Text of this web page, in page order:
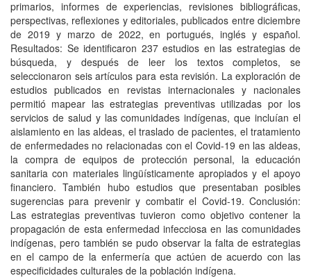
primarios, informes de experiencias, revisiones bibliográficas,
perspectivas, reflexiones y editoriales, publicados entre diciembre
de 2019 y marzo de 2022, en portugués, inglés y español.
Resultados: Se identificaron 237 estudios en las estrategias de
búsqueda, y después de leer los textos completos, se
seleccionaron seis artículos para esta revisión. La exploración de
estudios publicados en revistas internacionales y nacionales
permitió mapear las estrategias preventivas utilizadas por los
servicios de salud y las comunidades indígenas, que incluían el
aislamiento en las aldeas, el traslado de pacientes, el tratamiento
de enfermedades no relacionadas con el Covid-19 en las aldeas,
la compra de equipos de protección personal, la educación
sanitaria con materiales lingüísticamente apropiados y el apoyo
financiero. También hubo estudios que presentaban posibles
sugerencias para prevenir y combatir el Covid-19. Conclusión:
Las estrategias preventivas tuvieron como objetivo contener la
propagación de esta enfermedad infecciosa en las comunidades
indígenas, pero también se pudo observar la falta de estrategias
en el campo de la enfermería que actúen de acuerdo con las
especificidades culturales de la población indígena.